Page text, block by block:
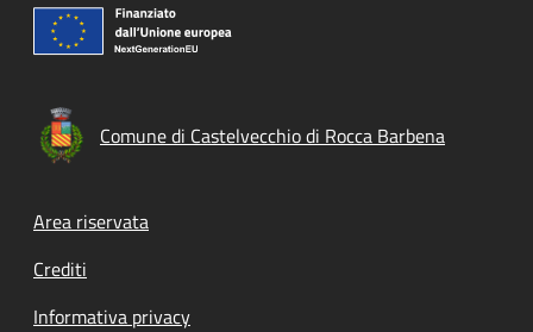
Comune di Castelvecchio di Rocca Barbena
Footer menu
Area riservata
Crediti
Informativa privacy